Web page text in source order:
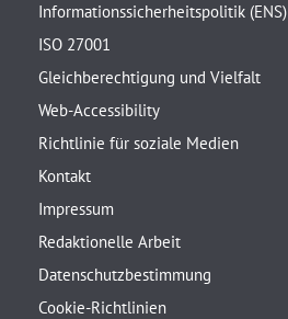
Informationssicherheitspolitik (ENS)
ISO 27001
Gleichberechtigung und Vielfalt
Web-Accessibility
Richtlinie für soziale Medien
Kontakt
Impressum
Redaktionelle Arbeit
Datenschutzbestimmung
Cookie-Richtlinien